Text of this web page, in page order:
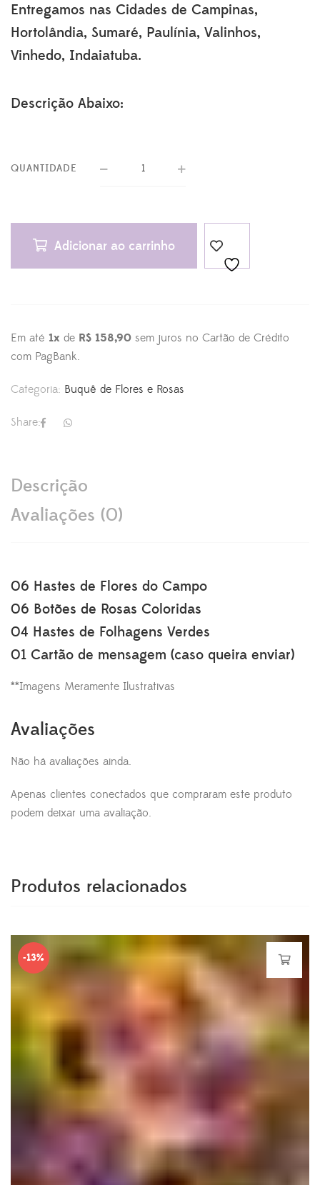
Entregamos nas Cidades de Campinas,
Hortolândia, Sumaré, Paulínia, Valinhos,
Vinhedo, Indaiatuba.
Descrição Abaixo:
QUANTIDADE
Adicionar ao carrinho
Em até 1x de R$ 158,90 sem juros no Cartão de Crédito
com PagBank.
Categoria: Buquê de Flores e Rosas
Share:
Descrição
Avaliações (0)
06 Hastes de Flores do Campo
06 Botões de Rosas Coloridas
04 Hastes de Folhagens Verdes
01 Cartão de mensagem (caso queira enviar)
**Imagens Meramente Ilustrativas
Avaliações
Não há avaliações ainda.
Apenas clientes conectados que compraram este produto
podem deixar uma avaliação.
Produtos relacionados
-13%